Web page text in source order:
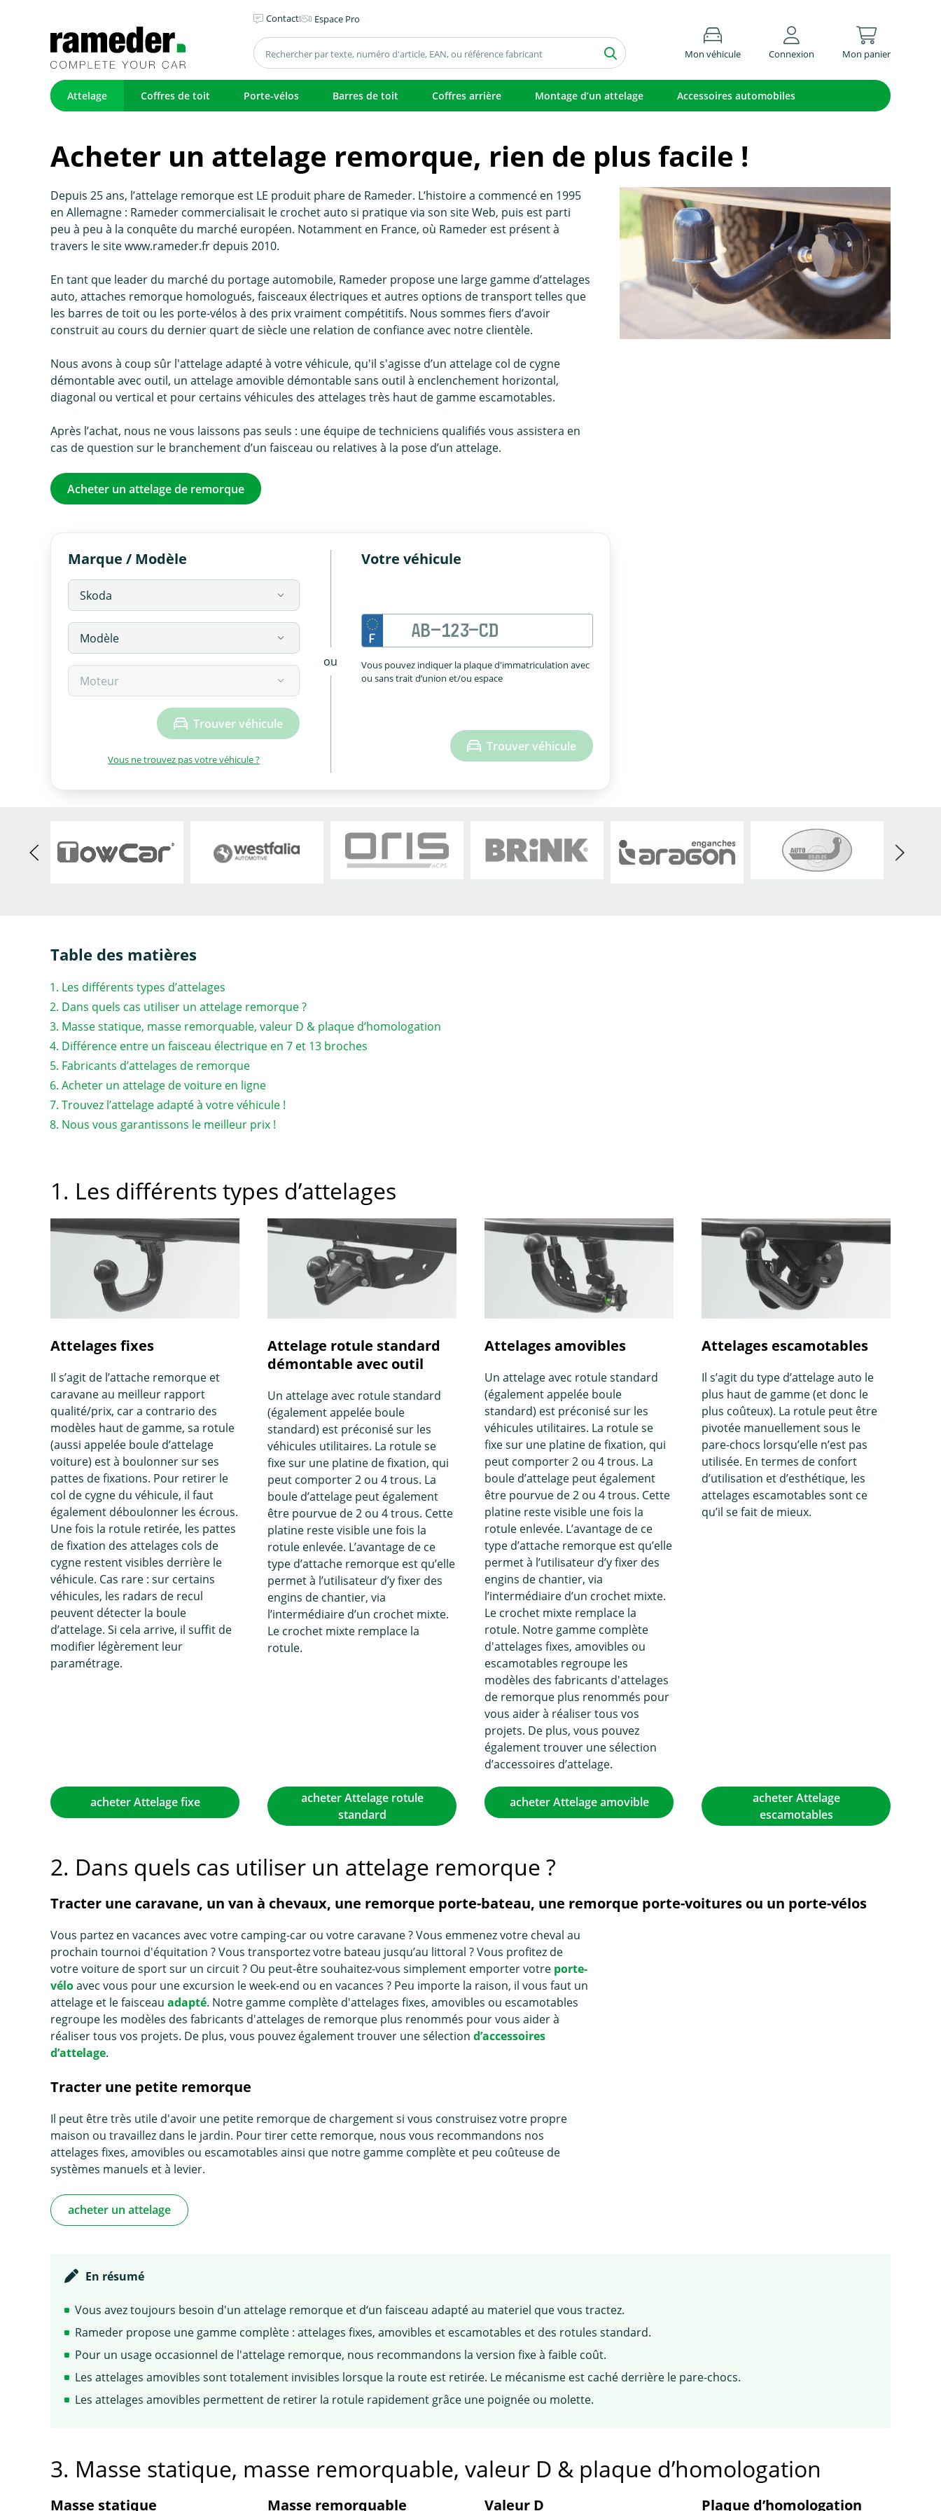
Contact Espace Pro
Mon véhicule Connexion Mon panier
Attelage Coffres de toit Porte-vélos Barres de toit Coffres arrière Montage d’un attelage Accessoires automobiles
Acheter un attelage remorque, rien de plus facile !
Depuis 25 ans, l’attelage remorque est LE produit phare de Rameder. L’histoire a commencé en 1995
en Allemagne : Rameder commercialisait le crochet auto si pratique via son site Web, puis est parti
peu à peu à la conquête du marché européen. Notamment en France, où Rameder est présent à
travers le site www.rameder.fr depuis 2010.
En tant que leader du marché du portage automobile, Rameder propose une large gamme d’attelages
auto, attaches remorque homologués, faisceaux électriques et autres options de transport telles que
les barres de toit ou les porte-vélos à des prix vraiment compétitifs. Nous sommes fiers d’avoir
construit au cours du dernier quart de siècle une relation de confiance avec notre clientèle.
Nous avons à coup sûr l'attelage adapté à votre véhicule, qu'il s'agisse d’un attelage col de cygne
démontable avec outil, un attelage amovible démontable sans outil à enclenchement horizontal,
diagonal ou vertical et pour certains véhicules des attelages très haut de gamme escamotables.
Après l’achat, nous ne vous laissons pas seuls : une équipe de techniciens qualifiés vous assistera en
cas de question sur le branchement d’un faisceau ou relatives à la pose d’un attelage.
Acheter un attelage de remorque
Marque / Modèle
Trouver véhicule
Vous ne trouvez pas votre véhicule ?
ou
Votre véhicule
Vous pouvez indiquer la plaque d'immatriculation avec
ou sans trait d’union et/ou espace
Trouver véhicule
Table des matières
Les différents types d’attelages
Dans quels cas utiliser un attelage remorque ?
Masse statique, masse remorquable, valeur D & plaque d’homologation
Différence entre un faisceau électrique en 7 et 13 broches
Fabricants d’attelages de remorque
Acheter un attelage de voiture en ligne
Trouvez l’attelage adapté à votre véhicule !
Nous vous garantissons le meilleur prix !
1. Les différents types d’attelages
Attelages fixes
Il s’agit de l’attache remorque et
caravane au meilleur rapport
qualité/prix, car a contrario des
modèles haut de gamme, sa rotule
(aussi appelée boule d’attelage
voiture) est à boulonner sur ses
pattes de fixations. Pour retirer le
col de cygne du véhicule, il faut
également déboulonner les écrous.
Une fois la rotule retirée, les pattes
de fixation des attelages cols de
cygne restent visibles derrière le
véhicule. Cas rare : sur certains
véhicules, les radars de recul
peuvent détecter la boule
d’attelage. Si cela arrive, il suffit de
modifier légèrement leur
paramétrage.
Attelage rotule standard
démontable avec outil
Un attelage avec rotule standard
(également appelée boule
standard) est préconisé sur les
véhicules utilitaires. La rotule se
fixe sur une platine de fixation, qui
peut comporter 2 ou 4 trous. La
boule d’attelage peut également
être pourvue de 2 ou 4 trous. Cette
platine reste visible une fois la
rotule enlevée. L’avantage de ce
type d’attache remorque est qu’elle
permet à l’utilisateur d’y fixer des
engins de chantier, via
l’intermédiaire d’un crochet mixte.
Le crochet mixte remplace la
rotule.
Attelages amovibles
Un attelage avec rotule standard
(également appelée boule
standard) est préconisé sur les
véhicules utilitaires. La rotule se
fixe sur une platine de fixation, qui
peut comporter 2 ou 4 trous. La
boule d’attelage peut également
être pourvue de 2 ou 4 trous. Cette
platine reste visible une fois la
rotule enlevée. L’avantage de ce
type d’attache remorque est qu’elle
permet à l’utilisateur d’y fixer des
engins de chantier, via
l’intermédiaire d’un crochet mixte.
Le crochet mixte remplace la
rotule. Notre gamme complète
d'attelages fixes, amovibles ou
escamotables regroupe les
modèles des fabricants d'attelages
de remorque plus renommés pour
vous aider à réaliser tous vos
projets. De plus, vous pouvez
également trouver une sélection
d’accessoires d’attelage.
Attelages escamotables
Il s’agit du type d’attelage auto le
plus haut de gamme (et donc le
plus coûteux). La rotule peut être
pivotée manuellement sous le
pare-chocs lorsqu’elle n’est pas
utilisée. En termes de confort
d’utilisation et d’esthétique, les
attelages escamotables sont ce
qu’il se fait de mieux.
acheter Attelage fixe
acheter Attelage rotule
standard
acheter Attelage amovible
acheter Attelage
escamotables
2. Dans quels cas utiliser un attelage remorque ?
Tracter une caravane, un van à chevaux, une remorque porte-bateau, une remorque porte-voitures ou un porte-vélos
Vous partez en vacances avec votre camping-car ou votre caravane ? Vous emmenez votre cheval au
prochain tournoi d'équitation ? Vous transportez votre bateau jusqu’au littoral ? Vous profitez de
votre voiture de sport sur un circuit ? Ou peut-être souhaitez-vous simplement emporter votre porte-
véloavec vous pour une excursion le week-end ou en vacances ? Peu importe la raison, il vous faut un
attelage et le faisceau adapté. Notre gamme complète d'attelages fixes, amovibles ou escamotables
regroupe les modèles des fabricants d'attelages de remorque plus renommés pour vous aider à
réaliser tous vos projets. De plus, vous pouvez également trouver une sélection d’accessoires
d’attelage.
Tracter une petite remorque
Il peut être très utile d'avoir une petite remorque de chargement si vous construisez votre propre
maison ou travaillez dans le jardin. Pour tirer cette remorque, nous vous recommandons nos
attelages fixes, amovibles ou escamotables ainsi que notre gamme complète et peu coûteuse de
systèmes manuels et à levier.
acheter un attelage
En résumé
Vous avez toujours besoin d'un attelage remorque et d‘un faisceau adapté au materiel que vous tractez.
Rameder propose une gamme complète : attelages fixes, amovibles et escamotables et des rotules standard.
Pour un usage occasionnel de l'attelage remorque, nous recommandons la version fixe à faible coût.
Les attelages amovibles sont totalement invisibles lorsque la route est retirée. Le mécanisme est caché derrière le pare-chocs.
Les attelages amovibles permettent de retirer la rotule rapidement grâce une poignée ou molette.
3. Masse statique, masse remorquable, valeur D & plaque d’homologation
Masse statique Masse remorquable Valeur D Plaque d’homologation